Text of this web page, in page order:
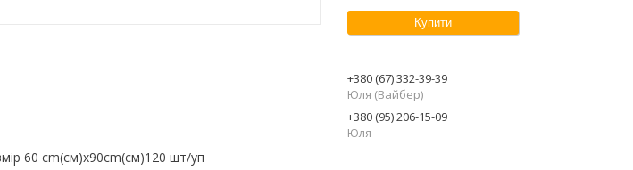
60 cm(см)х90cm(см)120 шт/уп
Купити
+380 (67) 332-39-39
Юля (Вайбер)
+380 (95) 206-15-09
Юля